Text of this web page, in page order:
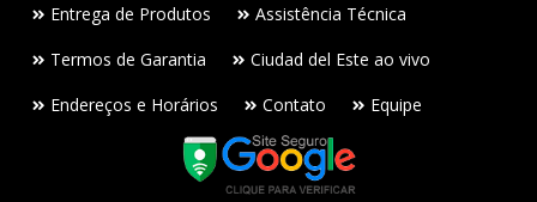
Entrega de Produtos
Assistência Técnica
Termos de Garantia
Ciudad del Este ao vivo
Endereços e Horários
Contato Equipe